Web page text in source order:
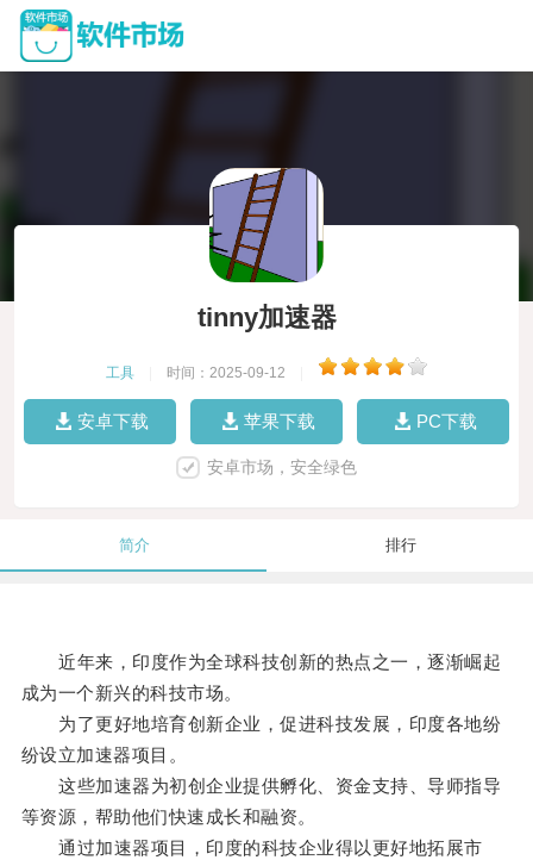
tinny加速器
工具 时间：2025-09-12
安卓下载 苹果下载 PC下载
安卓市场，安全绿色
简介 排行
近年来，印度作为全球科技创新的热点之一，逐渐崛起
成为一个新兴的科技市场。
为了更好地培育创新企业，促进科技发展，印度各地纷
纷设立加速器项目。
这些加速器为初创企业提供孵化、资金支持、导师指导
等资源，帮助他们快速成长和融资。
通过加速器项目，印度的科技企业得以更好地拓展市